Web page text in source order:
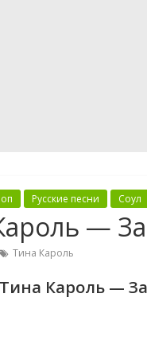
Русские песни Соул
—
Тина Кароль
Кароль —